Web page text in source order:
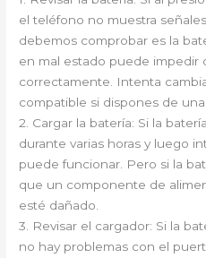
el teléfono no muestra
debemos comprobar es la
en mal estado puede impedir
correctamente. Intenta
compatible si dispones de una.
2. Cargar la batería: Si la
durante varias horas y luego
puede funcionar. Pero si la
que un componente de
esté dañado.
3. Revisar el cargador: Si la
no hay problemas con el